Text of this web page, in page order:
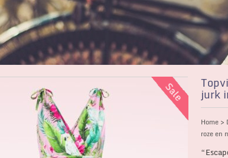
jurk
Home >
roze en